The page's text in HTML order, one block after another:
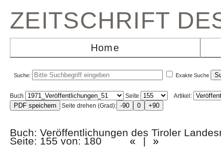
ZEITSCHRIFT
Home
Suche: Exakte Suche
Buch Seite
Artikel:
Seite drehen (Grad):
Buch: Veröffentlichungen des Tiroler
Seite: 155 von: 180 « | »